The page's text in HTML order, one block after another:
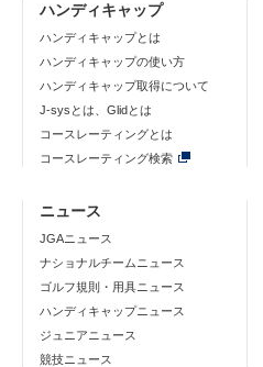
ハンディキャップ
ハンディキャップとは
ハンディキャップの使い方
ハンディキャップ取得について
J-sysとは、Glidとは
コースレーティングとは
コースレーティング検索
ニュース
JGAニュース
ナショナルチームニュース
ゴルフ規則・用具ニュース
ハンディキャップニュース
ジュニアニュース
競技ニュース